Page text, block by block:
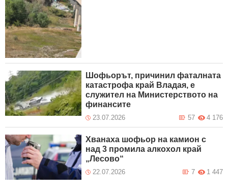
Шофьорът, причинил фаталната
катастрофа край Владая, е
служител на Министерството на
финансите
23.07.2026 4 176
57
Хванаха шофьор на камион с
над 3 промила алкохол край
„Лесово“
22.07.2026 1 447
7